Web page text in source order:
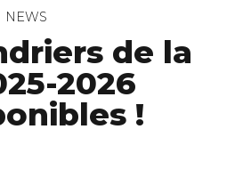
NEWS
de la
2026
!